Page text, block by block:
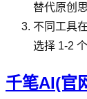
替代原创
不同工具在
选择 1-2
千笔AI(官